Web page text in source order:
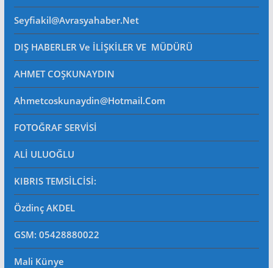
Seyfiakil@avrasyahaber.net
DIŞ HABERLER Ve İLİŞKİLER VE MÜDÜRÜ
AHMET COŞKUNAYDIN
Ahmetcoskunaydin@hotmail.com
FOTOĞRAF SERVİSİ
ALİ ULUOĞLU
KIBRIS TEMSİLCİSİ:
Özdinç AKDEL
GSM: 05428880022
Mali Künye